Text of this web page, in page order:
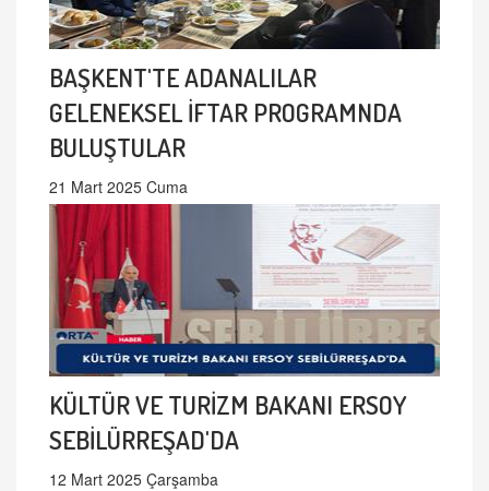
BAŞKENT'TE ADANALILAR
GELENEKSEL İFTAR PROGRAMNDA
BULUŞTULAR
21 Mart 2025 Cuma
KÜLTÜR VE TURİZM BAKANI ERSOY
SEBİLÜRREŞAD'DA
12 Mart 2025 Çarşamba